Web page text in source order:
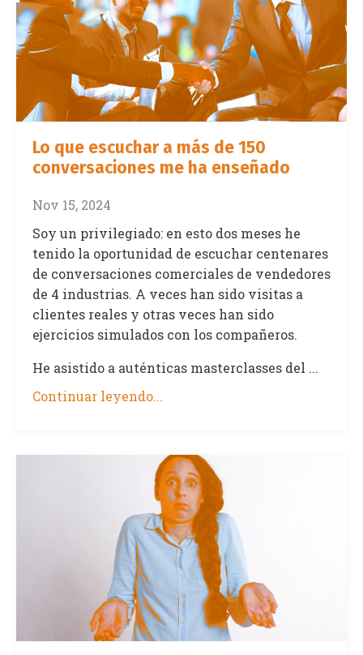
Lo que escuchar a más de 150
conversaciones me ha enseñado
Nov 15, 2024
Soy un privilegiado: en esto dos meses he
tenido la oportunidad de escuchar centenares
de conversaciones comerciales de vendedores
de 4 industrias. A veces han sido visitas a
clientes reales y otras veces han sido
ejercicios simulados con los compañeros.
He asistido a auténticas masterclasses del ...
Continuar leyendo...